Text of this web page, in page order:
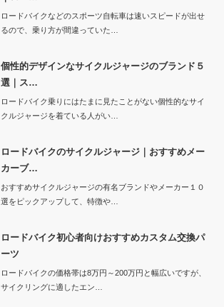
ロードバイクなどのスポーツ自転車は速いスピードが出せ
るので、乗り方が間違っていた…
個性的デザインなサイクルジャージのブランド５
選｜ス…
ロードバイク乗りにはたまに見たことがない個性的なサイ
クルジャージを着ている人がい…
ロードバイクのサイクルジャージ｜おすすめメー
カーブ…
おすすめサイクルジャージの有名ブランドやメーカー１０
選をピックアップして、特徴や…
ロードバイク初心者向けおすすめカスタム交換パ
ーツ
ロードバイクの価格帯は8万円～200万円と幅広いですが、
サイクリングに適したエン…